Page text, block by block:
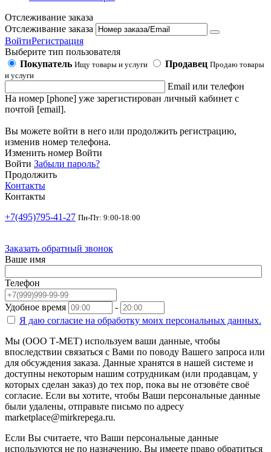
Отслеживание заказа
Отслеживание заказа
ВойтиРегистрация
Выберите тип пользователя
Покупатель Ищу товары и услуги Продавец Продаю товары
и услуги
Email или телефон
На номер [phone] уже зарегистирован личный кабинет с
почтой [email].
Вы можете войти в него или продолжить регистрацию,
изменив номер телефона.
Изменить номер Войти
Войти Забыли пароль?
Продолжить
Контакты
Контакты
+7(495)795-41-27 Пн-Пт: 9:00-18:00
Заказать обратный звонок
Ваше имя
Телефон
Удобное время
-
Я даю согласие на обработку моих персональных данных.
Мы (ООО Т-МЕТ) используем ваши данные, чтобы
впоследствии связаться с Вами по поводу Вашего запроса или
для обсуждения заказа. Данные хранятся в нашей системе и
доступны некоторым нашим сотрудникам (или продавцам, у
которых сделан заказ) до тех пор, пока вы не отзовёте своё
согласие. Если вы хотите, чтобы Ваши персональные данные
были удалены, отправьте письмо по адресу
marketplace@mirkrepega.ru.
Если Вы считаете, что Ваши персональные данные
используются не по назначению, Вы имеете право обратиться